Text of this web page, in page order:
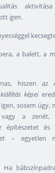
igen.
a balett, a
hiszen az
képei
sosem úgy,
a zenét,
építészetet
– egyetlen
Ha